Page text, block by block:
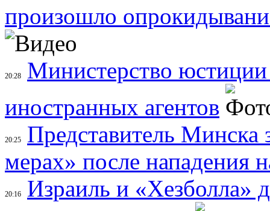
произошло
20:28
Министерство
иностранных агентов
20:25
Представитель Минска
мерах» после нападения
20:16
Израиль и «Хезболла»